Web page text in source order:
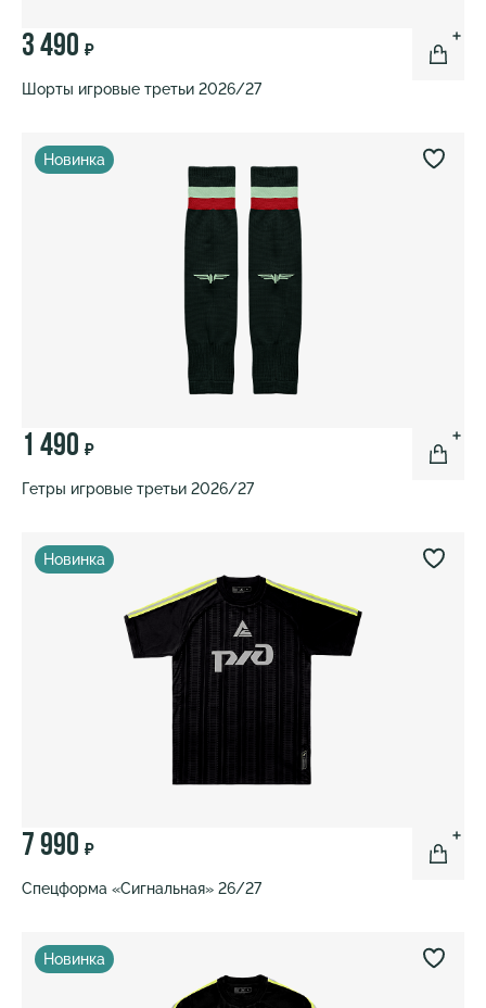
3 490 ₽
Шорты игровые третьи 2026/27
Новинка
1 490 ₽
Гетры игровые третьи 2026/27
Новинка
7 990 ₽
Спецформа «Сигнальная» 26/27
Новинка